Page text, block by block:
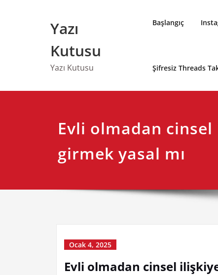
Yazı
Kutusu
Yazı Kutusu
Başlangıç
Şifresiz Threads
Evli olmadan
girmek yasal mı
Ocak 4, 2025
Evli olmadan cinsel